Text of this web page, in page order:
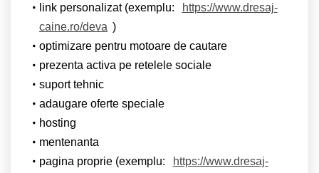
link personalizat (exemplu:
https://www.dresaj-
caine.ro/deva )
optimizare pentru motoare de cautare
prezenta activa pe retelele sociale
suport tehnic
adaugare oferte speciale
hosting
mentenanta
pagina proprie (exemplu:
https://www.dresaj-